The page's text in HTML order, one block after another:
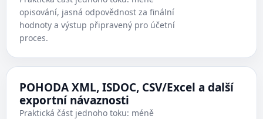
opisování, jasná odpovědnost za finální
hodnoty a výstup připravený pro účetní
proces.
POHODA XML, ISDOC, CSV/Excel a další
exportní návaznosti
Praktická část jednoho toku: méně